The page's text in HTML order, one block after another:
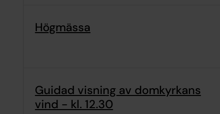
Högmässa
Guidad visning av domkyrkans
vind - kl. 12.30